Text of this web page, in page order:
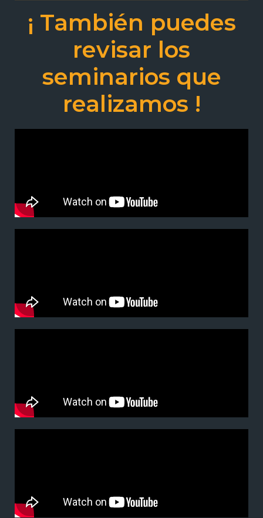
¡ También puedes
revisar los
seminarios que
realizamos !